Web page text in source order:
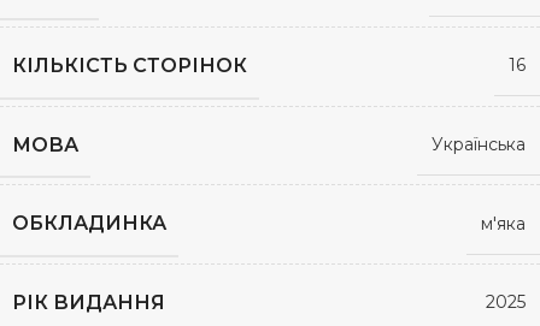
КІЛЬКІСТЬ СТОРІНОК 16
МОВА Українська
ОБКЛАДИНКА м'яка
РІК ВИДАННЯ 2025